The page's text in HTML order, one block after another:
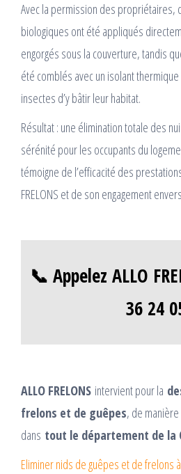
Avec la permission des propriétaires,
biologiques ont été appliqués
engorgés sous la couverture, tandis
été comblés avec un isolant
insectes d’y bâtir leur habitat.
Résultat : une élimination totale des
sérénité pour les occupants du
témoigne de l’efficacité des
FRELONS et de son engagement
📞 Appelez ALLO
36 24
ALLO FRELONS intervient pour la
frelons et de guêpes, de
dans tout le département de la
Eliminer nids de guêpes et de frelons